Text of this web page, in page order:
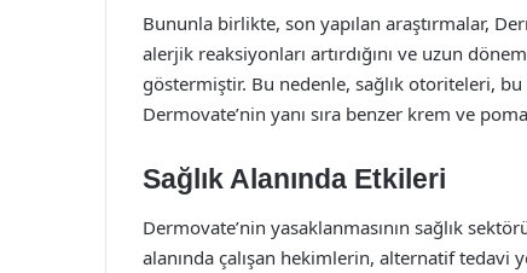
Bununla birlikte, son yapılan araştırmalar,
alerjik reaksiyonları artırdığını ve uzun
göstermiştir. Bu nedenle, sağlık otoriteleri,
Dermovate’nin yanı sıra benzer krem ve
Sağlık Alanında Etkileri
Dermovate’nin yasaklanmasının sağlık
alanında çalışan hekimlerin, alternatif tedavi